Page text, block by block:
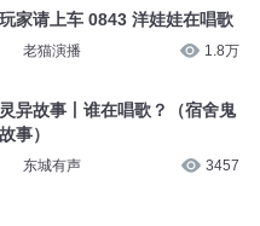
玩家请上车 0843 洋娃娃在唱歌
老猫演播 1.8万
灵异故事丨谁在唱歌？（宿舍鬼
故事）
东城有声 3457